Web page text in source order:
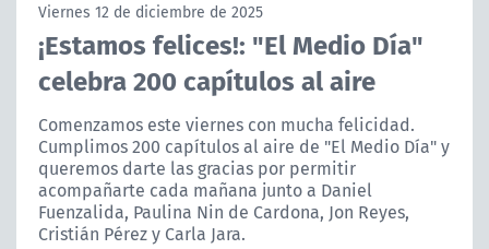
ACTUALIDAD Y TENDENCIAS
CORPORATIVO Y TRANSPARENCIA
CANAL DE DENUNCIAS
ÁREA DE PROYECTOS
Viernes 12 de diciembre de 2025
¡Estamos felices!: "El Medio Día"
celebra 200 capítulos al aire
Comenzamos este viernes con mucha felicidad.
Cumplimos 200 capítulos al aire de "El Medio Día" y
queremos darte las gracias por permitir
acompañarte cada mañana junto a Daniel
Fuenzalida, Paulina Nin de Cardona, Jon Reyes,
Cristián Pérez y Carla Jara.